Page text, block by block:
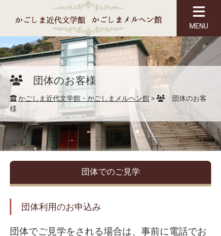
MENU
団体のお客様
かごしま近代文学館・かごしまメルヘン館 >
団体のお客
様
団体でのご見学
団体利用のお申込み
団体でご見学をされる場合は、事前に電話でお